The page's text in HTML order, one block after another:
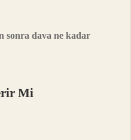
sonra dava ne kadar
Mi